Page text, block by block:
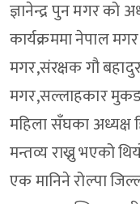
ज्ञानेन्द्र पुन मगर को
कार्यक्रममा नेपाल
मगर,संरक्षक गौ
मगर,सल्लाहकार
महिला सँघका अध्यक्ष
मन्तव्य राख्नु भएको
एक मानिने रोल्पा